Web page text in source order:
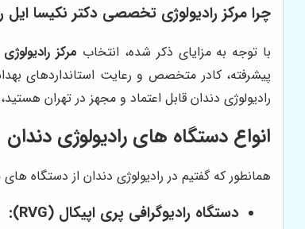
چرا مرکز رادیولوژی تخصصی دکتر نکیسا ایل
با توجه به مزایای ذکر شده، انتخاب مرکز
پیشرفته، کادر متخصص و رعایت استانداردهای
رادیولوژی دندان قابل اعتماد و مجهز در تهران هستید،
انواع دستگاه های رادیولوژی دندان
همانطور که گفتیم در رادیولوژی دندان از دستگاه
دستگاه رادیوگرافی پری اپیکال (RVG):